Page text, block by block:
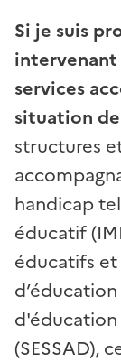
Si je suis
intervenant
services
situation
structures
handicap
éducatif
éducatifs et
(SESSAD),